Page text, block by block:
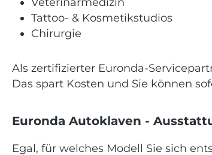
Tattoo- & Kosmetikstudios
Chirurgie
Als zertifizierter Euronda-
Das spart Kosten und Sie können
Euronda Autoklaven -
Egal, für welches Modell Sie sich